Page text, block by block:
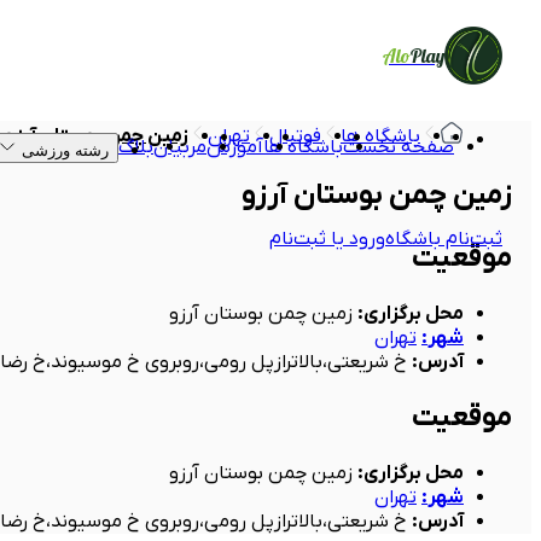
AloPlay
صفحه نخستباشگاه هاآموزشمربیانبلاگ رشته ورزشی
ثبت‌نام باشگاهورود یا ثبت‌نام
باشگاه ها فوتبال تهران زمین چمن بوستان آرزو
زمین چمن بوستان آرزو
موقعیت
محل برگزاری: زمین چمن بوستان آرزو
شهر : تهران
آدرس: خ شریعتی،بالاترازپل رومی،روبروی خ موسیوند،خ
موقعیت
محل برگزاری: زمین چمن بوستان آرزو
شهر : تهران
آدرس: خ شریعتی،بالاترازپل رومی،روبروی خ موسیوند،خ